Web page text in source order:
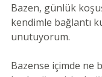
Bazen, günlük
kendimle bağlantı
unutuyorum.
Bazense içimde ne